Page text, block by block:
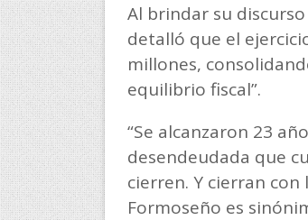
Al brindar su
detalló que el
millones,
equilibrio fiscal”.
“Se alcanzaron 23
desendeudada que
cierren. Y cierran
Formoseño es